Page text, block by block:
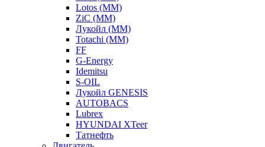
Lotos (ММ)
ZiC (ММ)
Лукойл (ММ)
Totachi (MM)
FF
G-Energy
Idemitsu
S-OIL
Лукойл GENESIS
AUTOBACS
Lubrex
HYUNDAI XTeer
Татнефть